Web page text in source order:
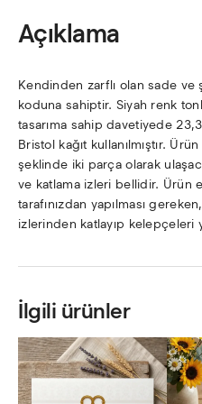
Açıklama
Kendinden zarflı olan sade ve
koduna sahiptir. Siyah renk
tasarıma sahip davetiyede
Bristol kağıt kullanılmıştır.
şeklinde iki parça olarak
ve katlama izleri bellidir. Ürün
tarafınızdan yapılması
izlerinden katlayıp kelepçeleri
İlgili ürünler